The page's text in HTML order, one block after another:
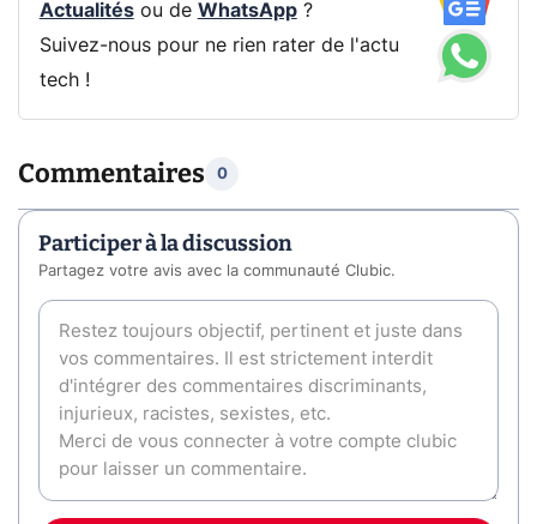
Actualitésou de WhatsApp?
Suivez-nous pour ne rien rater de l'actu
tech !
Commentaires 0
Participer à la discussion
Partagez votre avis avec la communauté Clubic.